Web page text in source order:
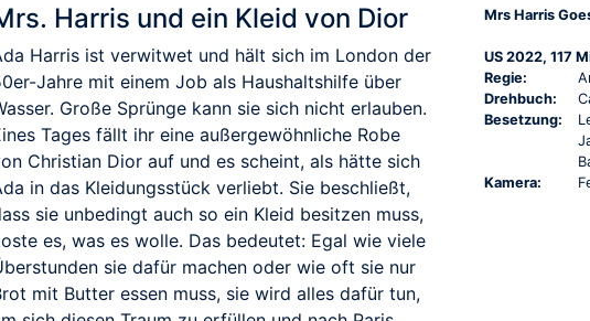
Harris und ein Kleid von Dior
Harris ist verwitwet und hält sich im London der
Jahre mit einem Job als Haushaltshilfe über
Große Sprünge kann sie sich nicht erlauben.
Tages fällt ihr eine außergewöhnliche Robe
Christian Dior auf und es scheint, als hätte sich
in das Kleidungsstück verliebt. Sie beschließt,
sie unbedingt auch so ein Kleid besitzen muss,
es, was es wolle. Das bedeutet: Egal wie viele
sie dafür machen oder wie oft sie nur
mit Butter essen muss, sie wird alles dafür tun,
Mrs Harris
US 2022, 117
Regie:
Drehbuch:
Besetzung:
Kamera: